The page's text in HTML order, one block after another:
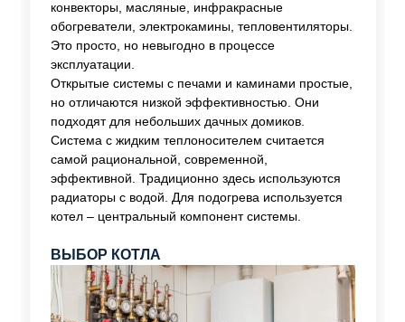
конвекторы, масляные, инфракрасные
обогреватели, электрокамины, тепловентиляторы.
Это просто, но невыгодно в процессе
эксплуатации.
Открытые системы с печами и каминами простые,
но отличаются низкой эффективностью. Они
подходят для небольших дачных домиков.
Система с жидким теплоносителем считается
самой рациональной, современной,
эффективной. Традиционно здесь используются
радиаторы с водой. Для подогрева используется
котел – центральный компонент системы.
ВЫБОР КОТЛА